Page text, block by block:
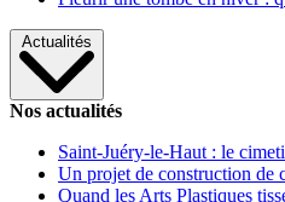
Actualités
Nos actualités
Saint-Juéry-le-Haut : le
Un projet de construction de
Quand les Arts Plastiques